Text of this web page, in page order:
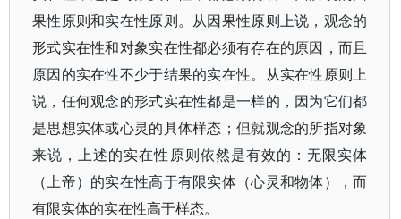
果性原则和实在性原则。从因果性原则上说，观念的
形式实在性和对象实在性都必须有存在的原因，而且
原因的实在性不少于结果的实在性。从实在性原则上
说，任何观念的形式实在性都是一样的，因为它们都
是思想实体或心灵的具体样态；但就观念的所指对象
来说，上述的实在性原则依然是有效的：无限实体
（上帝）的实在性高于有限实体（心灵和物体），而
有限实体的实在性高于样态。